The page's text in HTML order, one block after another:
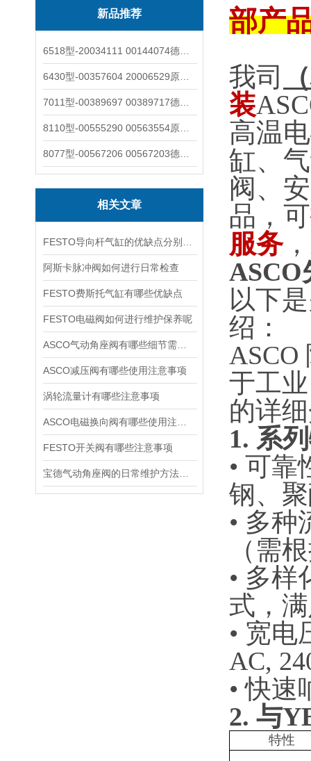
新品推荐
相关文章
阿斯卡脉冲阀如何进行日常检查
FESTO费斯托气缸有哪些优缺点
FESTO电磁阀如何进行维护保养呢
ASCO减压阀有哪些使用注意事项
涡轮流量计有哪些注意事项
FESTO开关阀有哪些注意事项
部产
我司 （
装
高温
缸、
阀、
品，可
服务
ASCO
以下
绍：
ASCO
于工
的详
1. 系
• 可
钢、
• 多
（需
• 多样
式，
• 宽电
AC,
• 快
2. 与Y
特性